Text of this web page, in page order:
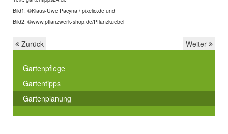
Bild1: ©Klaus-Uwe Pacyna / pixelio.de und
Bild2: ©www.pflanzwerk-shop.de/Pflanzkuebel
Zurück Weiter
Gartenpflege
Gartentipps
Gartenplanung